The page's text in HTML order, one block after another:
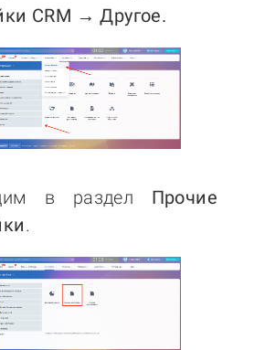
CRM → Другое.
в раздел Прочие
.